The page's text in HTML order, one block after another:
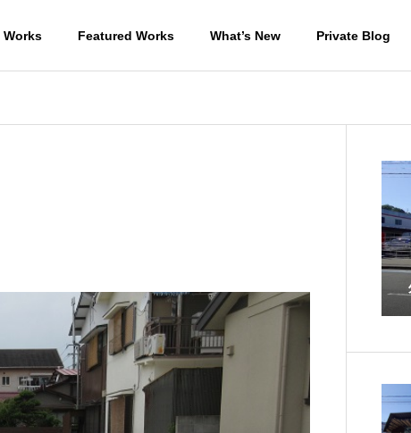
Works Featured Works What’s New Private Blog
WORKS-商業施設